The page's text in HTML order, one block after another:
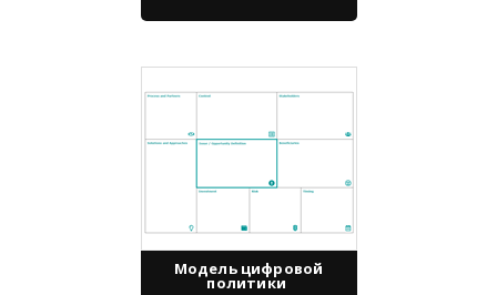
Модель цифровой
политики